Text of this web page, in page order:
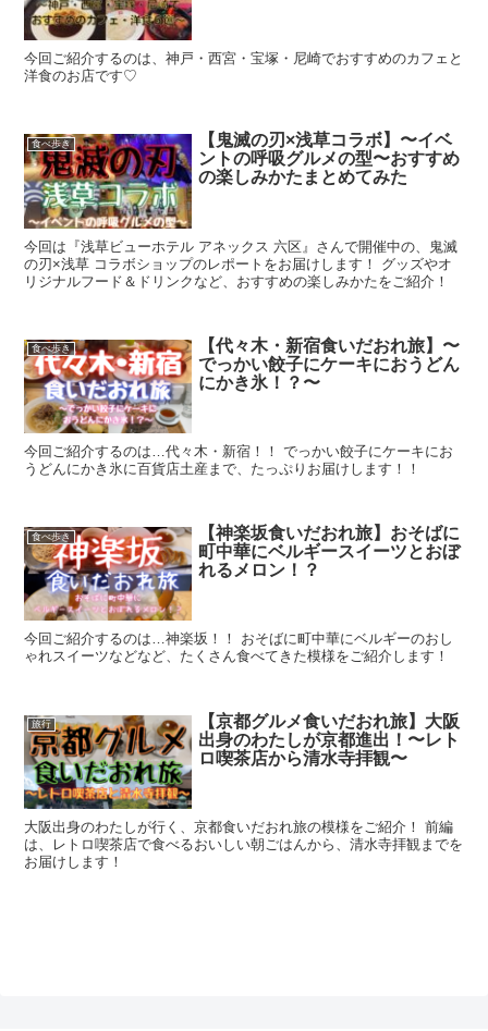
今回ご紹介するのは、神戸・西宮・宝塚・尼崎でおすすめのカフェと
洋食のお店です♡
食べ歩き
【鬼滅の刃×浅草コラボ】〜イベ
ントの呼吸グルメの型〜おすすめ
の楽しみかたまとめてみた
今回は『浅草ビューホテル アネックス 六区』さんで開催中の、鬼滅
の刃×浅草 コラボショップのレポートをお届けします！ グッズやオ
リジナルフード＆ドリンクなど、おすすめの楽しみかたをご紹介！
食べ歩き
【代々木・新宿食いだおれ旅】〜
でっかい餃子にケーキにおうどん
にかき氷！？〜
今回ご紹介するのは…代々木・新宿！！ でっかい餃子にケーキにお
うどんにかき氷に百貨店土産まで、たっぷりお届けします！！
食べ歩き
【神楽坂食いだおれ旅】おそばに
町中華にベルギースイーツとおぼ
れるメロン！？
今回ご紹介するのは…神楽坂！！ おそばに町中華にベルギーのおし
ゃれスイーツなどなど、たくさん食べてきた模様をご紹介します！
旅行
【京都グルメ食いだおれ旅】大阪
出身のわたしが京都進出！〜レト
ロ喫茶店から清水寺拝観〜
大阪出身のわたしが行く、京都食いだおれ旅の模様をご紹介！ 前編
は、レトロ喫茶店で食べるおいしい朝ごはんから、清水寺拝観までを
お届けします！